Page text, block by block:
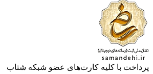
با کلیه کارت‌های عضو شبکه شتاب